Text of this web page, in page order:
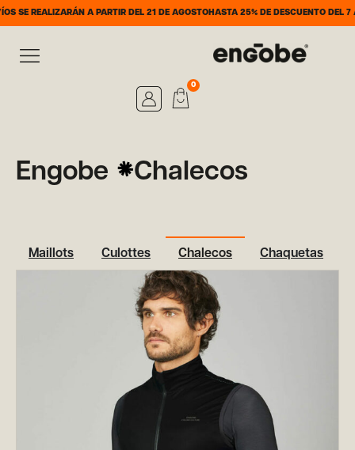
A PARTIR DEL 21 DE AGOSTOHASTA 25% DE DESCUENTO DEL 7 AL 31 DE
0
Engobe Chalecos
Maillots Culottes Chalecos Chaquetas